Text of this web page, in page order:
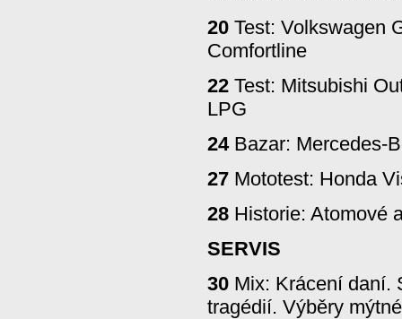
20 Test: Volkswagen
Comfortline
22 Test: Mitsubishi
LPG
24Bazar: Mercedes-
27 Mototest: Honda
28 Historie: Atomové
SERVIS
30 Mix: Krácení daní.
tragédií. Výběry